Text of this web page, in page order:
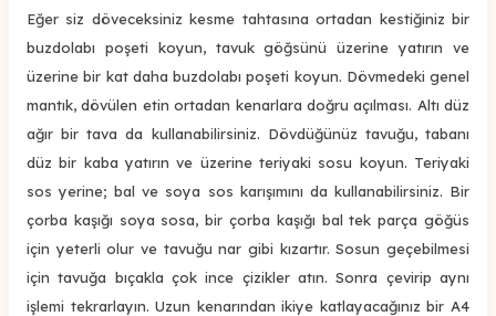
Eğer siz döveceksiniz kesme tahtasına ortadan kestiğiniz bir
buzdolabı poşeti koyun, tavuk göğsünü üzerine yatırın ve
üzerine bir kat daha buzdolabı poşeti koyun. Dövmedeki genel
mantık, dövülen etin ortadan kenarlara doğru açılması. Altı düz
ağır bir tava da kullanabilirsiniz. Dövdüğünüz tavuğu, tabanı
düz bir kaba yatırın ve üzerine teriyaki sosu koyun. Teriyaki
sos yerine; bal ve soya sos karışımını da kullanabilirsiniz. Bir
çorba kaşığı soya sosa, bir çorba kaşığı bal tek parça göğüs
için yeterli olur ve tavuğu nar gibi kızartır. Sosun geçebilmesi
için tavuğa bıçakla çok ince çizikler atın. Sonra çevirip aynı
işlemi tekrarlayın. Uzun kenarından ikiye katlayacağınız bir A4